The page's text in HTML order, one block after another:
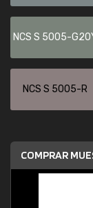
NCS S 5005-
NCS S 5005-R
COMPRAR